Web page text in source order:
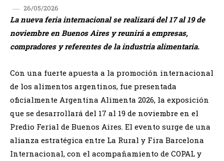
26/05/2026
La nueva feria internacional se realizará del 17 al 19 de
noviembre en Buenos Aires y reunirá a empresas,
compradores y referentes de la industria alimentaria.
Con una fuerte apuesta a la promoción internacional
de los alimentos argentinos, fue presentada
oficialmente Argentina Alimenta 2026, la exposición
que se desarrollará del 17 al 19 de noviembre en el
Predio Ferial de Buenos Aires. El evento surge de una
alianza estratégica entre La Rural y Fira Barcelona
Internacional, con el acompañamiento de COPAL y